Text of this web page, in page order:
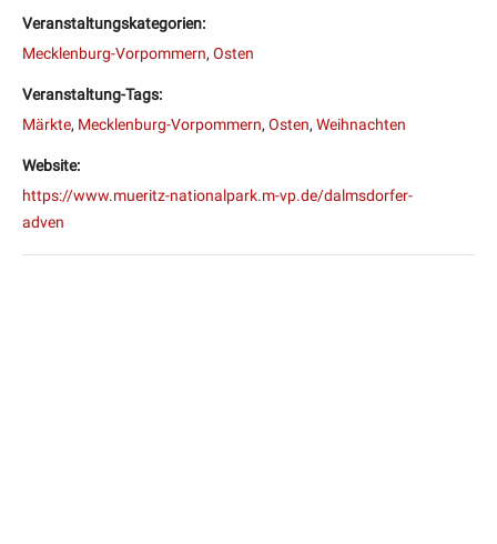
Veranstaltungskategorien:
Mecklenburg-Vorpommern, Osten
Veranstaltung-Tags:
Märkte, Mecklenburg-Vorpommern, Osten, Weihnachten
Website:
https://www.mueritz-nationalpark.m-vp.de/dalmsdorfer-
adven